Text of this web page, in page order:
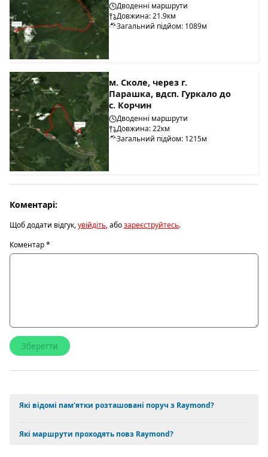
Дводенні маршрути
Довжина: 21.9км
Загальний підйом: 1089м
м. Сколе, через г.
Парашка, вдсп. Гуркало до
с. Корчин
Дводенні маршрути
Довжина: 22км
Загальний підйом: 1215м
Коментарі:
Щоб додати відгук,увійдіть, абозареєструйтесь.
Коментар*
Які відомі пам'ятки розташовані поруч з Raymond?
Які маршрути проходять повз Raymond?